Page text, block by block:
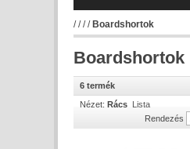
//// Boardshortok
Boardshortok
6 termék
Nézet: Rács Lista
Rendezés